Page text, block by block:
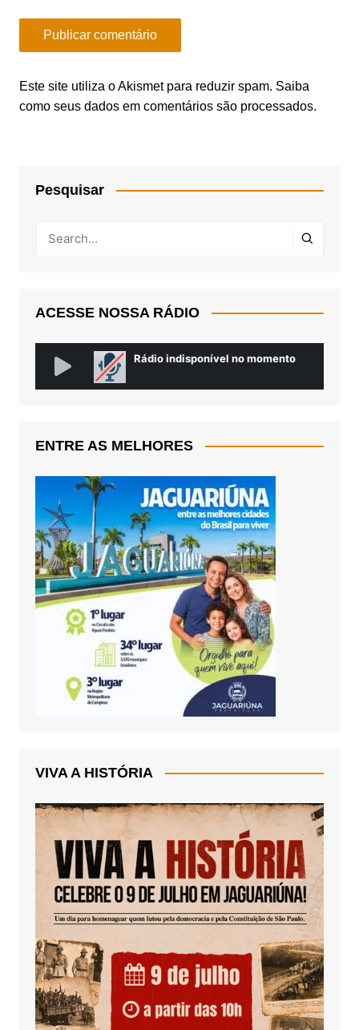
Este site utiliza o Akismet para reduzir spam. Saiba
como seus dados em comentários são processados.
Pesquisar
ACESSE NOSSA RÁDIO
ENTRE AS MELHORES
VIVA A HISTÓRIA